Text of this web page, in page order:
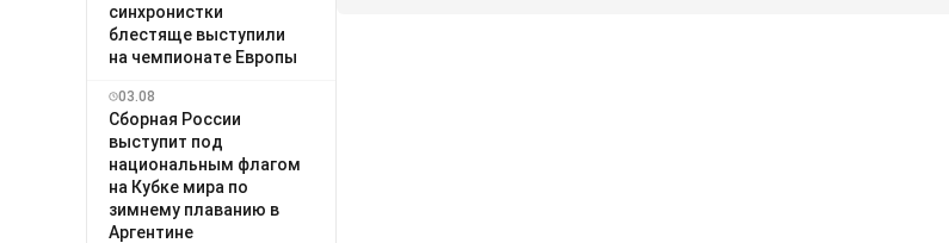
синхронистки
блестяще выступили
на чемпионате Европы
03.08
Сборная России
выступит под
национальным флагом
на Кубке мира по
зимнему плаванию в
Аргентине